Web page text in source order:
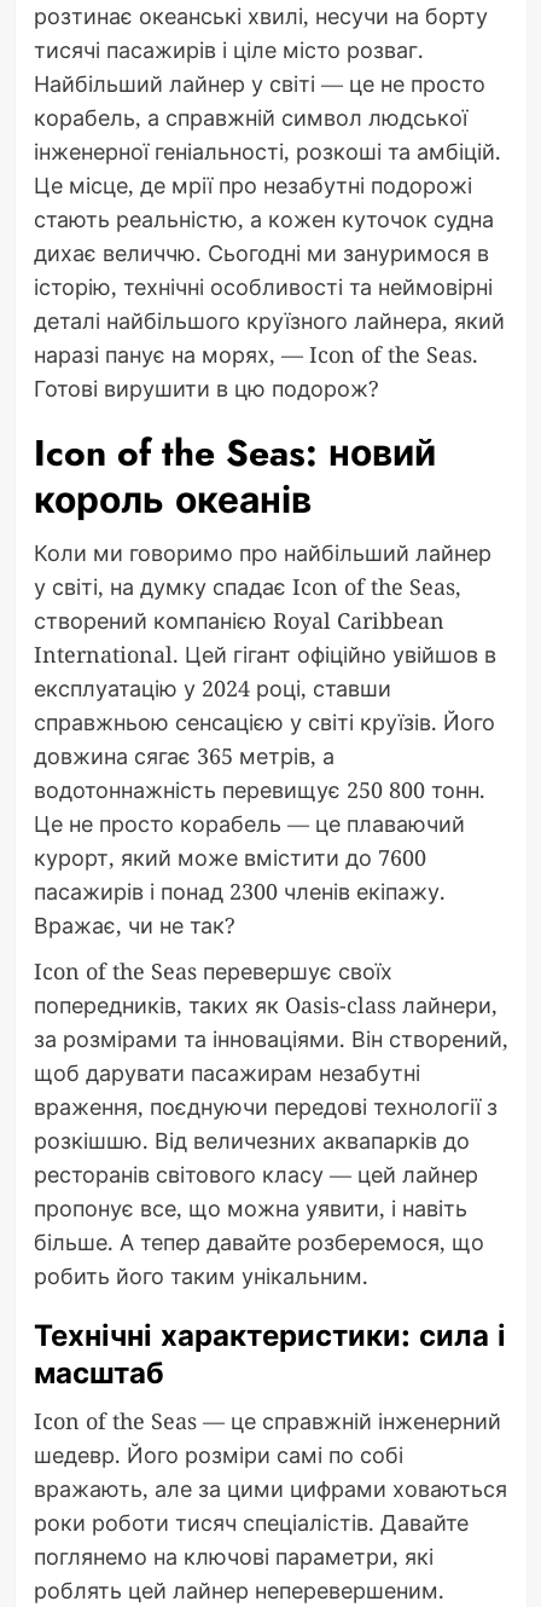
розтинає океанські хвилі, несучи на борту
тисячі пасажирів і ціле місто розваг.
Найбільший лайнер у світі — це не просто
корабель, а справжній символ людської
інженерної геніальності, розкоші та амбіцій.
Це місце, де мрії про незабутні подорожі
стають реальністю, а кожен куточок судна
дихає величчю. Сьогодні ми зануримося в
історію, технічні особливості та неймовірні
деталі найбільшого круїзного лайнера, який
наразі панує на морях, — Icon of the Seas.
Готові вирушити в цю подорож?
Icon of the Seas: новий
король океанів
Коли ми говоримо про найбільший лайнер
у світі, на думку спадає Icon of the Seas,
створений компанією Royal Caribbean
International. Цей гігант офіційно увійшов в
експлуатацію у 2024 році, ставши
справжньою сенсацією у світі круїзів. Його
довжина сягає 365 метрів, а
водотоннажність перевищує 250 800 тонн.
Це не просто корабель — це плаваючий
курорт, який може вмістити до 7600
пасажирів і понад 2300 членів екіпажу.
Вражає, чи не так?
Icon of the Seas перевершує своїх
попередників, таких як Oasis-class лайнери,
за розмірами та інноваціями. Він створений,
щоб дарувати пасажирам незабутні
враження, поєднуючи передові технології з
розкішшю. Від величезних аквапарків до
ресторанів світового класу — цей лайнер
пропонує все, що можна уявити, і навіть
більше. А тепер давайте розберемося, що
робить його таким унікальним.
Технічні характеристики: сила і
масштаб
Icon of the Seas — це справжній інженерний
шедевр. Його розміри самі по собі
вражають, але за цими цифрами ховаються
роки роботи тисяч спеціалістів. Давайте
поглянемо на ключові параметри, які
роблять цей лайнер неперевершеним.